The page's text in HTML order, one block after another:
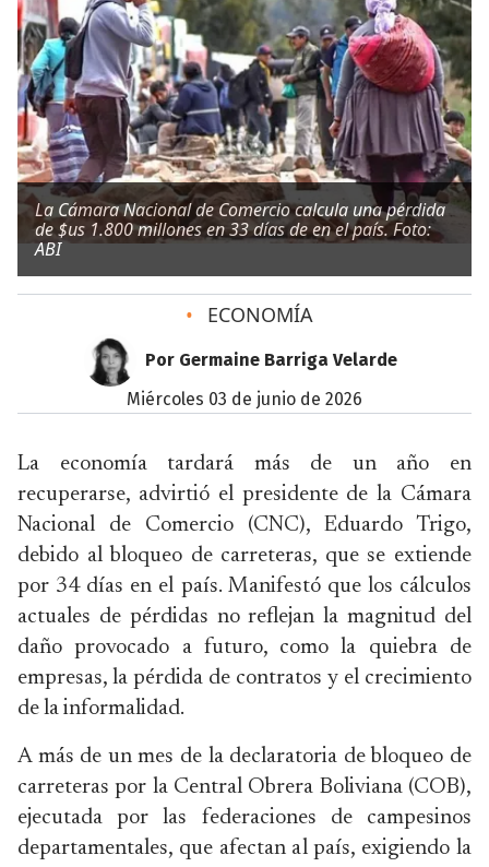
La Cámara Nacional de Comercio calcula una pérdida
de $us 1.800 millones en 33 días de en el país. Foto:
ABI
• ECONOMÍA
Por Germaine Barriga Velarde
miércoles 03 de junio de 2026
La economía tardará más de un año en
recuperarse, advirtió el presidente de la Cámara
Nacional de Comercio (CNC), Eduardo Trigo,
debido al bloqueo de carreteras, que se extiende
por 34 días en el país. Manifestó que los cálculos
actuales de pérdidas no reflejan la magnitud del
daño provocado a futuro, como la quiebra de
empresas, la pérdida de contratos y el crecimiento
de la informalidad.
A más de un mes de la declaratoria de bloqueo de
carreteras por la Central Obrera Boliviana (COB),
ejecutada por las federaciones de campesinos
departamentales, que afectan al país, exigiendo la